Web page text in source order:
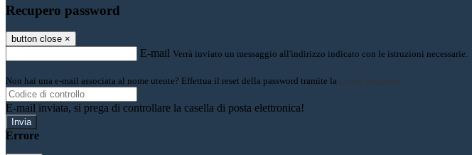
Recupero password
button close ×
E-mail Verrà inviato un messaggio all'indirizzo indicato con le istruzioni necessarie.
Non hai una e-mail associata al nome utente? Effettua il reset della password tramite la Login Spaggiari
E-mail inviata, si prega di controllare la casella di posta elettronica!
Errore